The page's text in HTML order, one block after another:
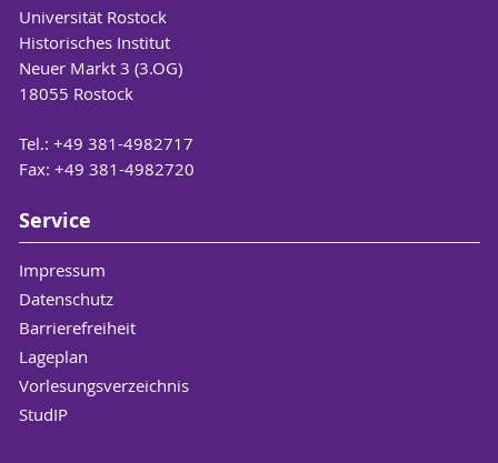
Universität Rostock
Historisches Institut
Neuer Markt 3 (3.OG)
18055 Rostock
Tel.: +49 381-4982717
Fax: +49 381-4982720
Service
Impressum
Datenschutz
Barrierefreiheit
Lageplan
Vorlesungsverzeichnis
StudIP